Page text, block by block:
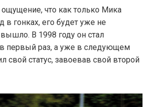
ощущение, что как только Мика
в гонках, его будет уже не
вышло. В 1998 году он стал
первый раз, а уже в следующем
свой статус, завоевав свой второй